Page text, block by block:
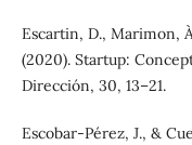
Escartin, D., Marimon,
(2020). Startup:
Dirección, 30, 13–21.
Escobar-Pérez, J., &